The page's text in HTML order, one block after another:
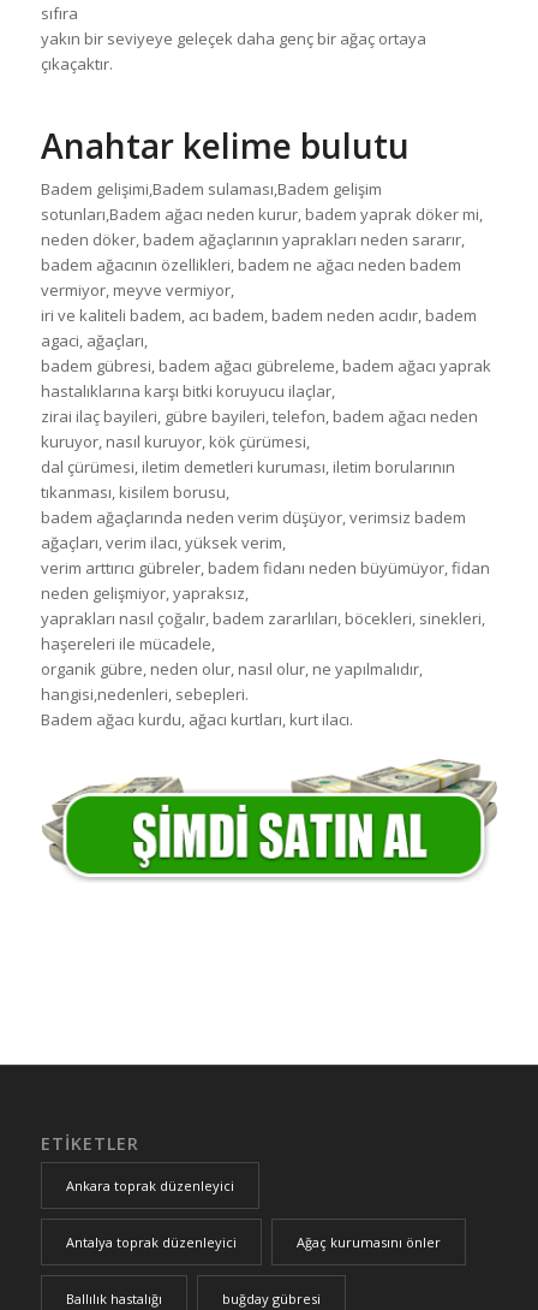
sıfıra
yakın bir seviyeye geleçek daha genç bir ağaç ortaya
çıkaçaktır.
Anahtar kelime bulutu
Badem gelişimi,Badem sulaması,Badem gelişim
sotunları,Badem ağacı neden kurur, badem yaprak döker mi,
neden döker, badem ağaçlarının yaprakları neden sararır,
badem ağacının özellikleri, badem ne ağacı neden badem
vermiyor, meyve vermiyor,
iri ve kaliteli badem, acı badem, badem neden acıdır, badem
agaci, ağaçları,
badem gübresi, badem ağacı gübreleme, badem ağacı yaprak
hastalıklarına karşı bitki koruyucu ilaçlar,
zirai ilaç bayileri, gübre bayileri, telefon, badem ağacı neden
kuruyor, nasıl kuruyor, kök çürümesi,
dal çürümesi, iletim demetleri kuruması, iletim borularının
tıkanması, kisilem borusu,
badem ağaçlarında neden verim düşüyor, verimsiz badem
ağaçları, verim ilacı, yüksek verim,
verim arttırıcı gübreler, badem fidanı neden büyümüyor, fidan
neden gelişmiyor, yapraksız,
yaprakları nasıl çoğalır, badem zararlıları, böcekleri, sinekleri,
haşereleri ile mücadele,
organik gübre, neden olur, nasıl olur, ne yapılmalıdır,
hangisi,nedenleri, sebepleri.
Badem ağacı kurdu, ağacı kurtları, kurt ilacı.
ETIKETLER
Ankara toprak düzenleyici
Antalya toprak düzenleyici Ağaç kurumasını önler
Ballılık hastalığı buğday gübresi